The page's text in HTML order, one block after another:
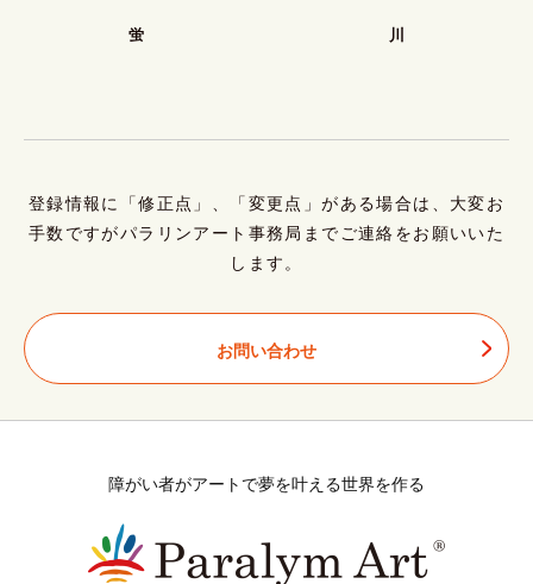
蛍 川
登録情報に「修正点」、「変更点」がある場合は、大変お
手数ですがパラリンアート事務局までご連絡をお願いいた
します。
お問い合わせ
障がい者がアートで夢を叶える世界を作る